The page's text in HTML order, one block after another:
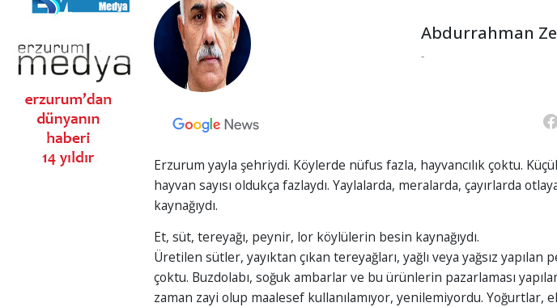
Abdurrahman
-
Erzurum yayla şehriydi. Köylerde nüfus fazla, hayvancılık çoktu.
hayvan sayısı oldukça fazlaydı. Yaylalarda, meralarda, çayırlarda
kaynağıydı.
Et, süt, tereyağı, peynir, lor köylülerin besin kaynağıydı.
Üretilen sütler, yayıktan çıkan tereyağları, yağlı veya yağsız yapılan
çoktu. Buzdolabı, soğuk ambarlar ve bu ürünlerin pazarlaması
zaman zayi olup maalesef kullanılamıyor, yenilemiyordu. Yoğurtlar,